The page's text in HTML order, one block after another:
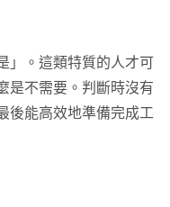
」。這類特質的人才可
是不需要。判斷時沒有
後能高效地準備完成工